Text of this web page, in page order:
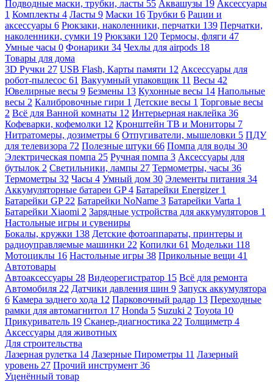
Подводные маски, трубки, ласты 55 Аквашузы 19 Аксессуары
1 Комплекты 4 Ласты 9 Маски 16 Трубки 6 Рации и
аксессуары 6 Рюкзаки, наколенники, перчатки 139 Перчатки,
наколенники, сумки 19 Рюкзаки 120 Термосы, фляги 47
Умные часы 0 Фонарики 34 Чехлы для airpods 18
Товары для дома
3D Ручки 27 USB Flash, Карты памяти 12 Аксессуары для
робот-пылесос 61 Вакуумный упаковщик 11 Весы 42
Ювелирные весы 9 Безмены 13 Кухонные весы 14 Напольные
весы 2 Калибровочные гири 1 Детские весы 1 Торговые весы
2 Всё для Ванной комнаты 12 Интерьерная наклейка 36
Кофеварки, кофемолки 12 Кронштейн ТВ и Мониторы 7
Нитратомеры, дозиметры 6 Отпугиватели, мышеловки 5 ПДУ
для телевизора 72 Полезные штуки 66 Помпа для воды 30
Электрическая помпа 25 Ручная помпа 3 Аксессуары для
бутылок 2 Светильники, лампы 27 Термометры, часы 36
Термометры 32 Часы 4 Умный дом 30 Элементы питания 34
Аккумуляторные батареи GP4 Батарейки Energizer 1
Батарейки GP 22 Батарейки NoName 3 Батарейки Varta 1
Батарейки Xiaomi 2 Зарядные устройства для аккумуляторов 1
Настольные игры и сувениры
Бокалы, кружки 138 Детские фотоаппараты, принтеры и
радиоуправляемые машинки 22 Копилки 61 Модельки 118
Мотоциклы 16 Настольные игры 38 Прикольные вещи 41
Автотовары
Автоаксессуары 28 Видеорегистратор 15 Всё для ремонта
Автомобиля 22 Датчики давления шин 9 Запуск аккумулятора
6 Камера заднего хода 12 Парковочный радар 13 Переходные
рамки для автомагнитол 17 Honda 5 Suzuki 2 Toyota 10
Прикуриватель 19 Сканер-диагностика 22 Толщиметр 4
Аксессуары для животных
Для строительства
Лазерная рулетка 14 Лазерные Пирометры 11 Лазерный
уровень 27 Прочий инструмент 36
Уценённый товар